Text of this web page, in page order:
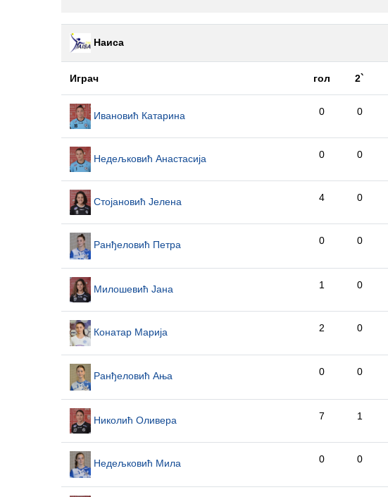
Наиса
Играч гол 2`
Ивановић Катарина 0 0
Недељковић Анастасија 0 0
Стојановић Јелена 4 0
Ранђеловић Петра 0 0
Милошевић Јана 1 0
Конатар Марија 2 0
Ранђеловић Ања 0 0
Николић Оливера 7 1
Недељковић Мила 0 0